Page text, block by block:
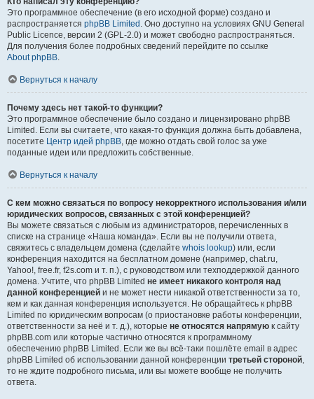
Это программное обеспечение (в его исходной форме) создано и
распространяется phpBB Limited . Оно доступно на условиях GNU General
Public Licence, версии 2 (GPL-2.0) и может свободно распространяться.
Для получения более подробных сведений перейдите по ссылке
About phpBB.
Вернуться к началу
Почему здесь нет такой-то функции?
Это программное обеспечение было создано и лицензировано phpBB
Limited. Если вы считаете, что какая-то функция должна быть добавлена,
посетите Центр идей phpBB, где можно отдать свой голос за уже
поданные идеи или предложить собственные.
Вернуться к началу
С кем можно связаться по вопросу некорректного использования и/или
юридических вопросов, связанных с этой конференцией?
Вы можете связаться с любым из администраторов, перечисленных в
списке на странице «Наша команда». Если вы не получили ответа,
свяжитесь с владельцем домена (сделайте whois lookup) или, если
конференция находится на бесплатном домене (например, chat.ru,
Yahoo!, free.fr, f2s.com и т. п.), с руководством или техподдержкой данного
домена. Учтите, что phpBB Limited не имеет никакого контроля над
данной конференцией и не может нести никакой ответственности за то,
кем и как данная конференция используется. Не обращайтесь к phpBB
Limited по юридическим вопросам (о приостановке работы конференции,
ответственности за неё и т. д.), которые не относятся напрямую к сайту
phpBB.com или которые частично относятся к программному
обеспечению phpBB Limited. Если же вы всё-таки пошлёте email в адрес
phpBB Limited об использовании данной конференции третьей стороной,
то не ждите подробного письма, или вы можете вообще не получить
ответа.